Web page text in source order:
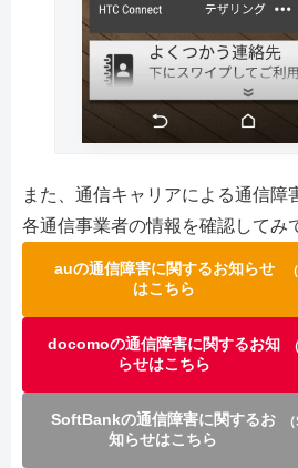
また、通信キャリアによる通信障
各通信事業者の情報を確認してみ
auの通信障害に関するお知らせ
はこちら
docomoの通信障害に関するお知
らせはこちら
SoftBankの通信障害に関するお
知らせはこちら